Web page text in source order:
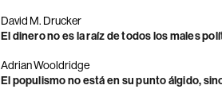
David M. Drucker
El dinero no es la raíz de todos los males
Adrian Wooldridge
El populismo no está en su punto álgido,